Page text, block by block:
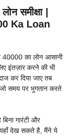
समीक्षा |
Ka Loan
40000 का लोन आसानी
इंतज़ार करने की भी
कर दिया जाए तब
समय पर भुगतान करते
गारंटी और
यहाँ देख सकते है, मैंने ये